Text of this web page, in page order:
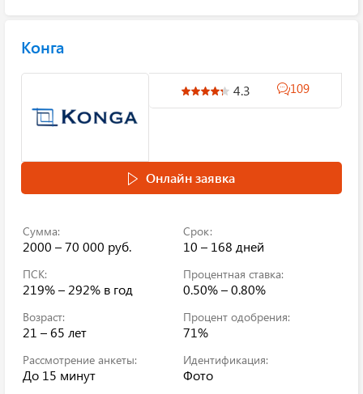
Конга
4.3 109
Онлайн заявка
Сумма:
2000 – 70 000 руб.
Срок:
10 – 168 дней
ПСК:
219% – 292% в год
Процентная ставка:
0.50% – 0.80%
Возраст:
21 – 65 лет
Процент одобрения:
71%
Рассмотрение анкеты:
До 15 минут
Идентификация:
Фото